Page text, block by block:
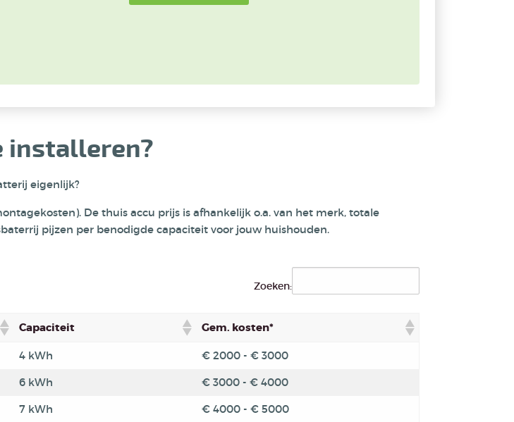
installeren?
eigenlijk?
De thuis accu prijs is afhankelijk o.a. van het merk, totale
pijzen per benodigde capaciteit voor jouw huishouden.
Zoeken:
Capaciteit Gem. kosten*
4 kWh
€ 2000 - € 3000
6 kWh
€ 3000 - € 4000
7 kWh
€ 4000 - € 5000